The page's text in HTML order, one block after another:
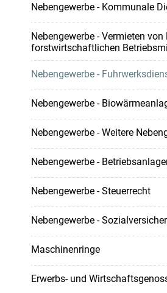
Nebengewerbe - Kommunale
Nebengewerbe - Vermieten von
forstwirtschaftlichen
Nebengewerbe -
Nebengewerbe -
Nebengewerbe - Weitere
Nebengewerbe -
Nebengewerbe - Steuerrecht
Nebengewerbe -
Maschinenringe
Erwerbs- und